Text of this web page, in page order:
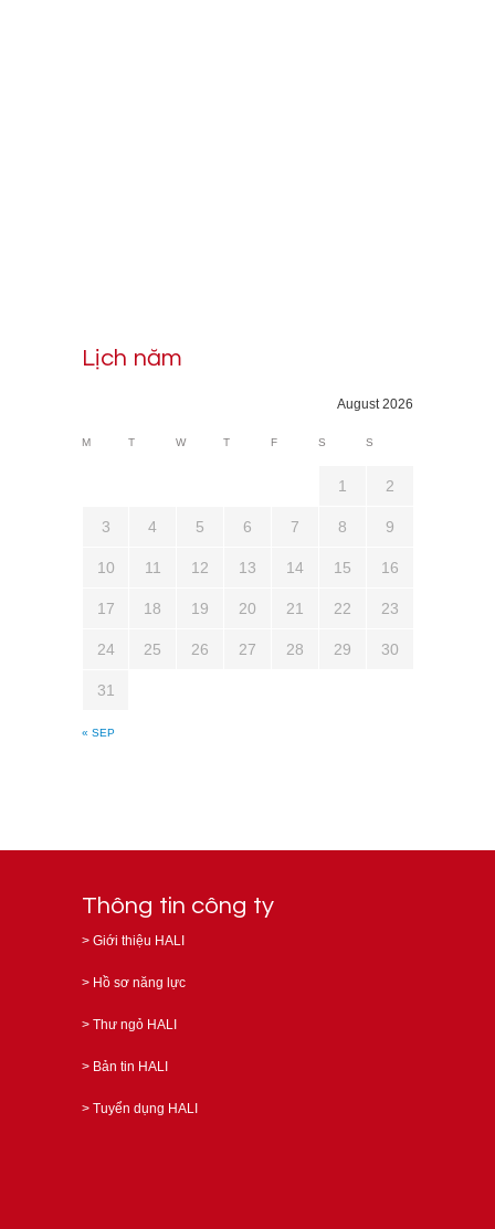
Lịch năm
August 2026
M T W T F S S
« SEP
1 2
3 4 5 6 7 8 9
10 11 12 13 14 15 16
17 18 19 20 21 22 23
24 25 26 27 28 29 30
31
Thông tin công ty
> Giới thiệu HALI
> Hồ sơ năng lực
> Thư ngỏ HALI
> Bản tin HALI
> Tuyển dụng HALI